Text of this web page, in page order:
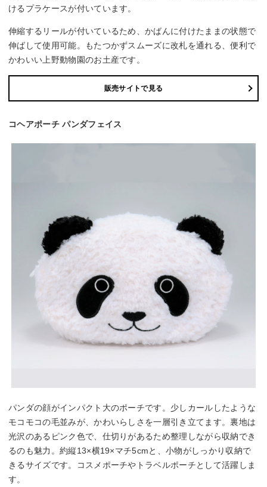
けるプラケースが付いています。
伸縮するリールが付いているため、かばんに付けたままの状態で
伸ばして使用可能。もたつかずスムーズに改札を通れる、便利で
かわいい上野動物園のお土産です。
販売サイトで見る
コヘアポーチ パンダフェイス
パンダの顔がインパクト大のポーチです。少しカールしたような
モコモコの毛並みが、かわいらしさを一層引き立てます。裏地は
光沢のあるピンク色で、仕切りがあるため整理しながら収納でき
るのも魅力。約縦13×横19×マチ5cmと、小物がしっかり収納で
きるサイズです。コスメポーチやトラベルポーチとして活躍しま
す。